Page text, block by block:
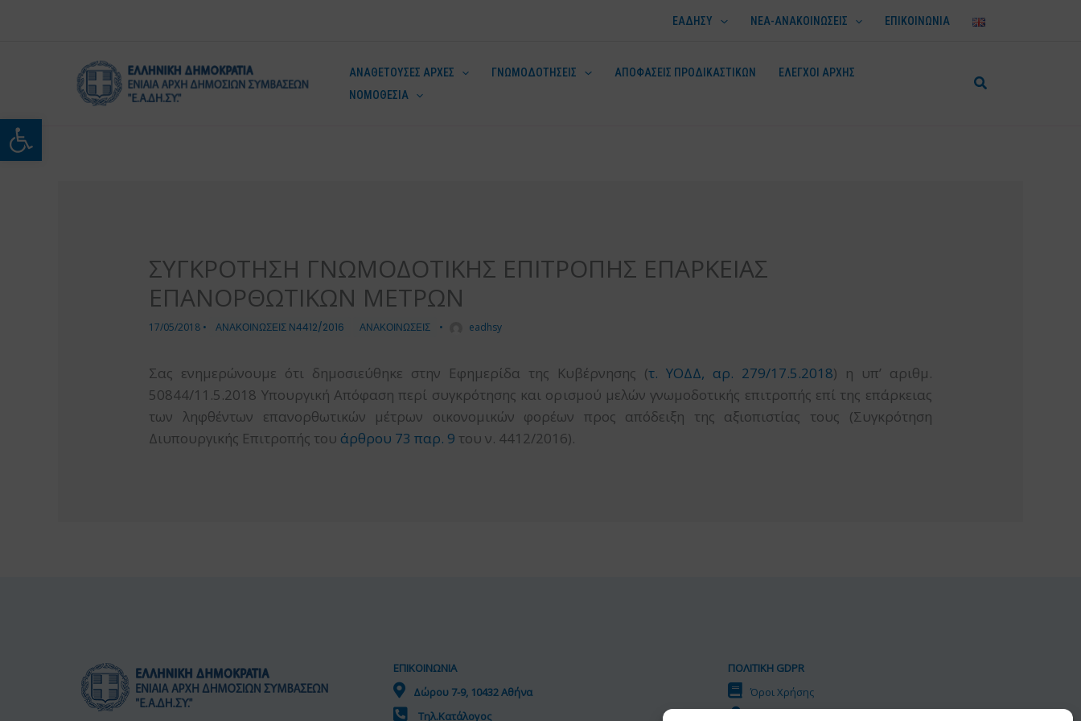
Ανοίξτε τη γραμμή εργαλείων
ΕΑΔΗΣΥ ΝΕΑ-ΑΝΑΚΟΙΝΩΣΕΙΣ ΕΠΙΚΟΙΝΩΝΙΑ
ΑΝΑΘΕΤΟΥΣΕΣ ΑΡΧΕΣ ΓΝΩΜΟΔΟΤΗΣΕΙΣ ΑΠΟΦΑΣΕΙΣ ΠΡΟΔΙΚΑΣΤΙΚΩΝ
ΕΛΕΓΧΟΙ ΑΡΧΗΣ
ΝΟΜΟΘΕΣΙΑ
ΣΥΓΚΡΟΤΗΣΗ ΓΝΩΜΟΔΟΤΙΚΗΣ ΕΠΙΤΡΟΠΗΣ ΕΠΑΡΚΕΙΑΣ
ΕΠΑΝΟΡΘΩΤΙΚΩΝ ΜΕΤΡΩΝ
17/05/2018 • ΑΝΑΚΟΙΝΩΣΕΙΣ Ν4412/2016 ΑΝΑΚΟΙΝΩΣΕΙΣ • eadhsy
Σας ενημερώνουμε ότι δημοσιεύθηκε στην Εφημερίδα της Κυβέρνησης (τ. ΥΟΔΔ, αρ. 279/17.5.2018) η υπ’ αριθμ.
50844/11.5.2018 Υπουργική Απόφαση περί συγκρότησης και ορισμού μελών γνωμοδοτικής επιτροπής επί της επάρκειας
των ληφθέντων επανορθωτικών μέτρων οικονομικών φορέων προς απόδειξη της αξιοπιστίας τους (Συγκρότηση
Διυπουργικής Επιτροπής του άρθρου 73 παρ. 9 του ν. 4412/2016).
ΕΠΙΚΟΙΝΩΝΙΑ
Δώρου 7-9, 10432 Αθήνα
Τηλ.Κατάλογος
ΠΟΛΙΤΙΚΗ GDPR
Όροι Χρήσης